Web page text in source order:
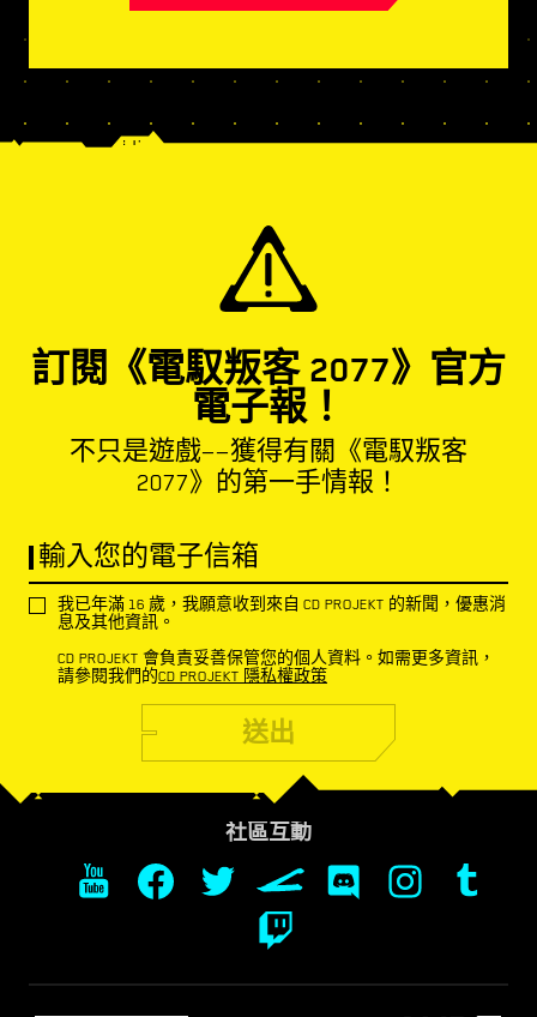
訂閱《電馭叛客 2077》官方
電子報！
不只是遊戲——獲得有關《電馭叛客
2077》的第一手情報！
輸入您的電子信箱
我已年滿 16 歲，我願意收到來自 CD PROJEKT 的新聞，優惠消
息及其他資訊。
CD PROJEKT 會負責妥善保管您的個人資料。如需更多資訊，
請參閱我們的CD PROJEKT 隱私權政策
送出
社區互動